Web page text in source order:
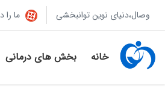
وصال،دنیای نوین توانبخشی ما را
خانه بخش های درمانی